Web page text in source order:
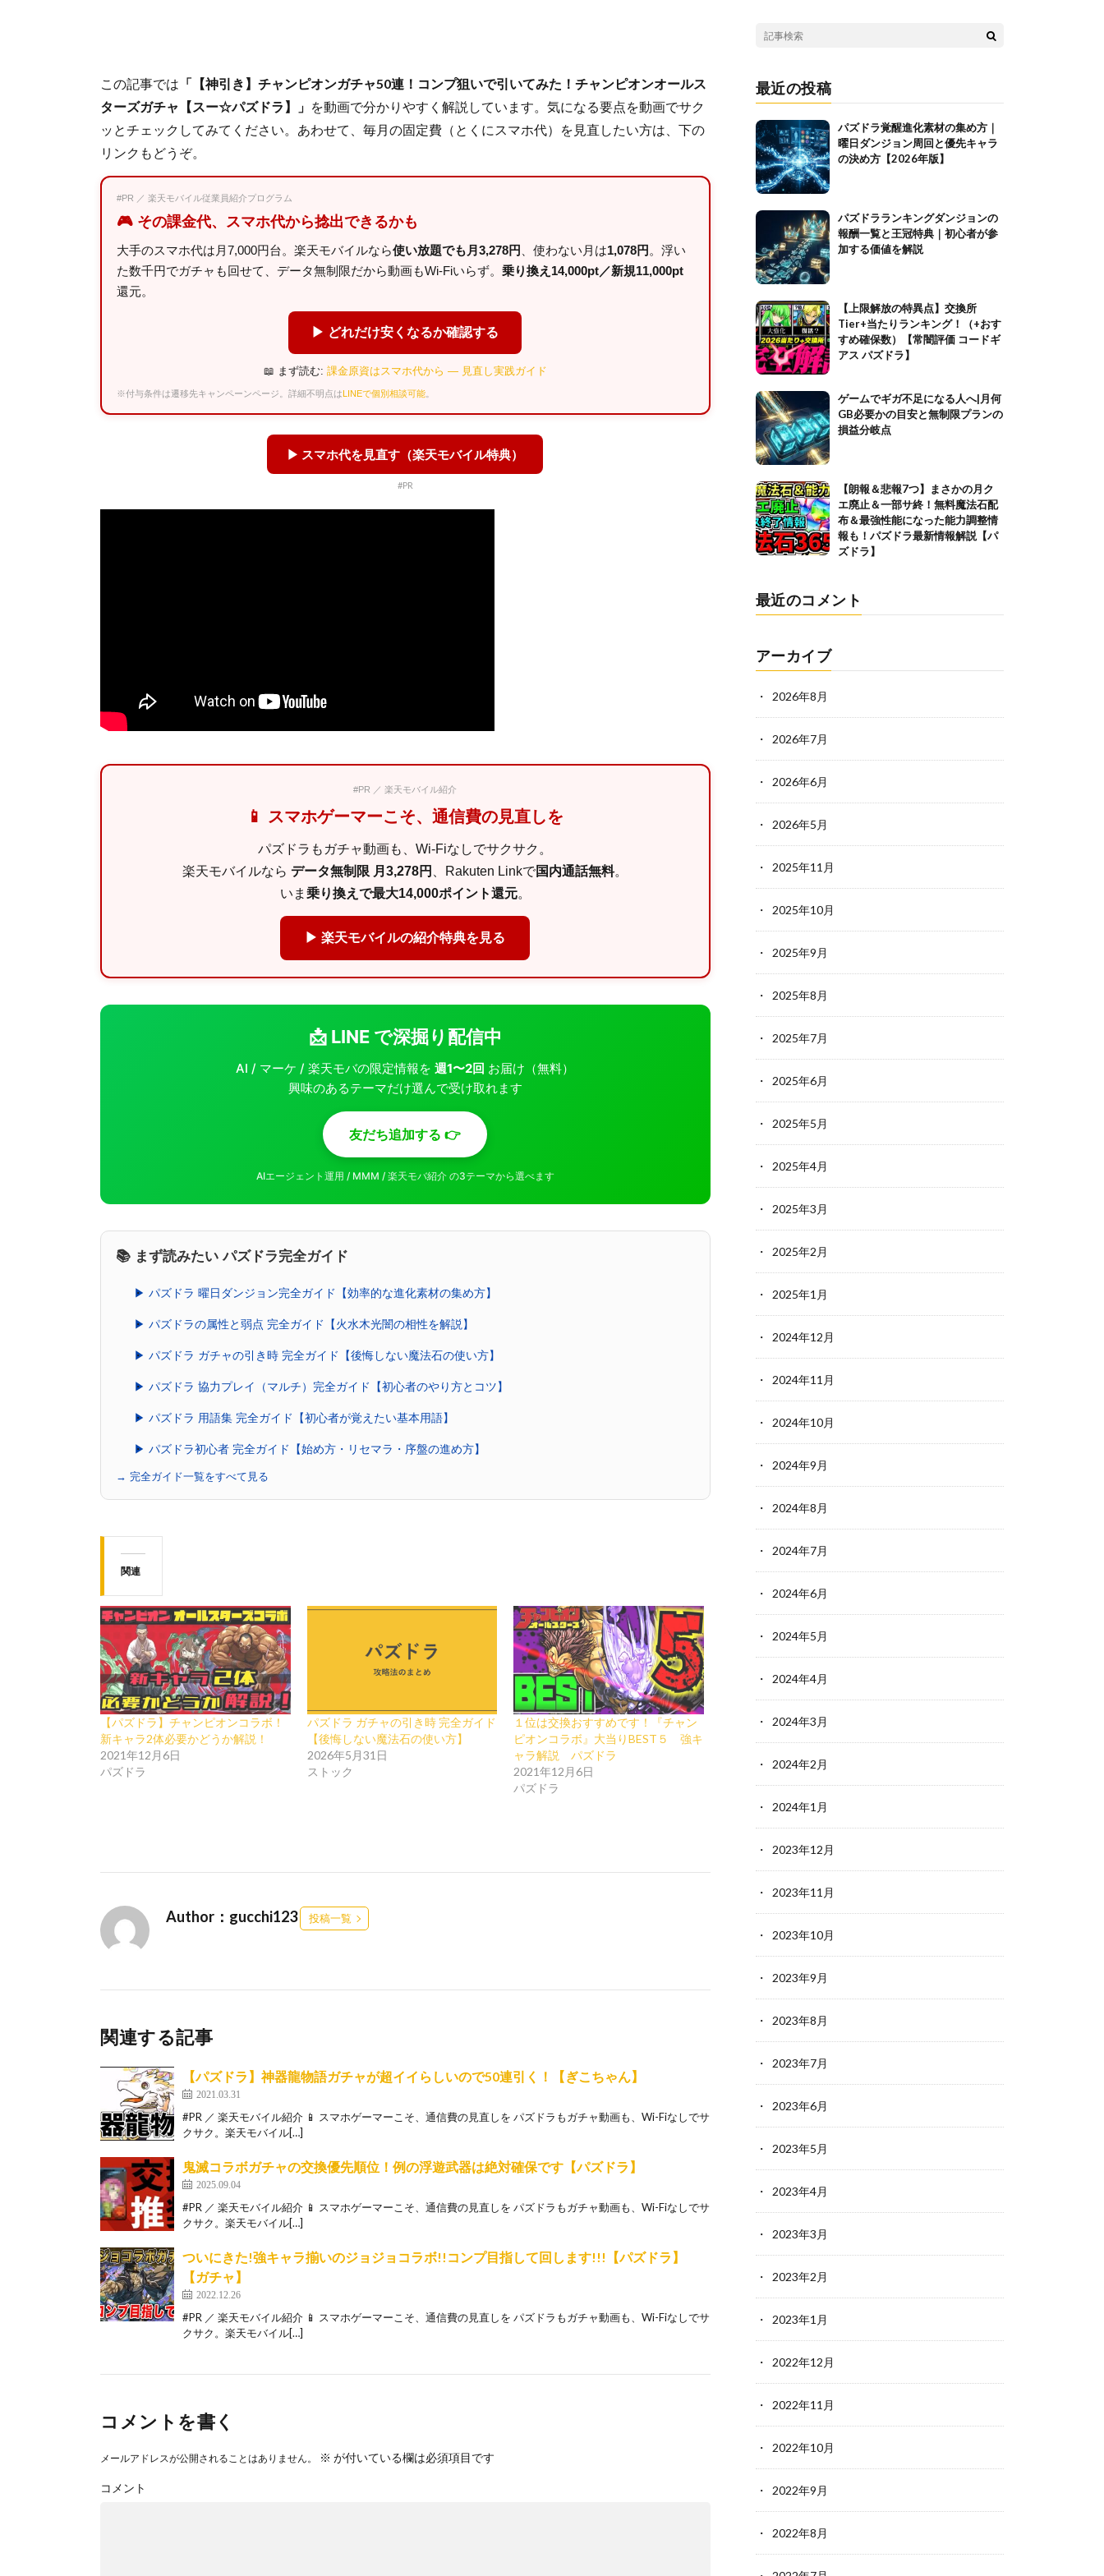
この記事では 「【神引き】チャンピオンガチャ50連！コンプ狙いで引いてみた！チャンピオンオールス
ターズガチャ【スー☆パズドラ】」 を動画で分かりやすく解説しています。気になる要点を動画でサク
ッとチェックしてみてください。あわせて、毎月の固定費（とくにスマホ代）を見直したい方は、下の
リンクもどうぞ。
#PR ／ 楽天モバイル従業員紹介プログラム
🎮 その課金代、スマホ代から捻出できるかも
大手のスマホ代は月7,000円台。楽天モバイルなら使い放題でも月3,278円 、使わない月は1,078円 。浮い
た数千円でガチャも回せて、データ無制限だから動画もWi-Fiいらず。 乗り換え14,000pt／新規11,000pt
還元。
▶ どれだけ安くなるか確認する
📖 まず読む: 課金原資はスマホ代から — 見直し実践ガイド
※付与条件は遷移先キャンペーンページ。詳細不明点はLINEで個別相談可能
▶ スマホ代を見直す（楽天モバイル特典）
#PR
#PR ／ 楽天モバイル紹介
📱 スマホゲーマーこそ、通信費の見直しを
パズドラもガチャ動画も、Wi-Fiなしでサクサク。
楽天モバイルなら データ無制限 月3,278円 、Rakuten Linkで国内通話無料。
いま 乗り換えで最大14,000ポイント還元。
▶ 楽天モバイルの紹介特典を見る
📩 LINE で深掘り配信中
AI / マーケ / 楽天モバの限定情報を週1〜2回 お届け（無料）
興味のあるテーマだけ選んで受け取れます
友だち追加する 👉
AIエージェント運用 / MMM / 楽天モバ紹介 の3テーマから選べます
📚 まず読みたい パズドラ完全ガイド
▶ パズドラ 曜日ダンジョン完全ガイド【効率的な進化素材の集め方】
▶ パズドラの属性と弱点 完全ガイド【火水木光闇の相性を解説】
▶ パズドラ ガチャの引き時 完全ガイド【後悔しない魔法石の使い方】
▶ パズドラ 協力プレイ（マルチ）完全ガイド【初心者のやり方とコツ】
▶ パズドラ 用語集 完全ガイド【初心者が覚えたい基本用語】
▶ パズドラ初心者 完全ガイド【始め方・リセマラ・序盤の進め方】
→ 完全ガイド一覧をすべて見る
関連
【パズドラ】チャンピオンコラボ！
新キャラ2体必要かどうか解説！
2021年12月6日
パズドラ
パズドラ ガチャの引き時 完全ガイド
【後悔しない魔法石の使い方】
2026年5月31日
ストック
１位は交換おすすめです！『チャン
ピオンコラボ』大当りBEST５ 強キ
ャラ解説 パズドラ
2021年12月6日
パズドラ
Author：gucchi123 投稿一覧
関連する記事
【パズドラ】神器龍物語ガチャが超イイらしいので50連引く！【ぎこちゃん】
2021.03.31
#PR ／ 楽天モバイル紹介 📱 スマホゲーマーこそ、通信費の見直しを パズドラもガチャ動画も、Wi-Fiなしでサ
クサク。楽天モバイル[…]
鬼滅コラボガチャの交換優先順位！例の浮遊武器は絶対確保です【パズドラ】
2025.09.04
#PR ／ 楽天モバイル紹介 📱 スマホゲーマーこそ、通信費の見直しを パズドラもガチャ動画も、Wi-Fiなしでサ
クサク。楽天モバイル[…]
ついにきた!強キャラ揃いのジョジョコラボ!!コンプ目指して回します!!!【パズドラ】
【ガチャ】
2022.12.26
#PR ／ 楽天モバイル紹介 📱 スマホゲーマーこそ、通信費の見直しを パズドラもガチャ動画も、Wi-Fiなしでサ
クサク。楽天モバイル[…]
コメントを書く
メールアドレスが公開されることはありません。 ※ が付いている欄は必須項目です
コメント
最近の投稿
パズドラ覚醒進化素材の集め方｜
曜日ダンジョン周回と優先キャラ
の決め方【2026年版】
パズドラランキングダンジョンの
報酬一覧と王冠特典｜初心者が参
加する価値を解説
【上限解放の特異点】交換所
Tier+当たりランキング！（+おす
すめ確保数）【常闇評価 コードギ
アス パズドラ】
ゲームでギガ不足になる人へ|月何
GB必要かの目安と無制限プランの
損益分岐点
【朗報＆悲報7つ】まさかの月ク
エ廃止＆一部サ終！無料魔法石配
布＆最強性能になった能力調整情
報も！パズドラ最新情報解説【パ
ズドラ】
最近のコメント
アーカイブ
2026年8月
2026年7月
2026年6月
2026年5月
2025年11月
2025年10月
2025年9月
2025年8月
2025年7月
2025年6月
2025年5月
2025年4月
2025年3月
2025年2月
2025年1月
2024年12月
2024年11月
2024年10月
2024年9月
2024年8月
2024年7月
2024年6月
2024年5月
2024年4月
2024年3月
2024年2月
2024年1月
2023年12月
2023年11月
2023年10月
2023年9月
2023年8月
2023年7月
2023年6月
2023年5月
2023年4月
2023年3月
2023年2月
2023年1月
2022年12月
2022年11月
2022年10月
2022年9月
2022年8月